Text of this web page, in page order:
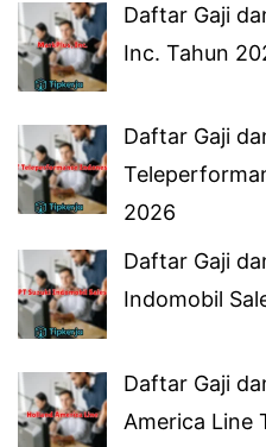
Daftar Gaji
Inc. Tahun
Daftar Gaji
2026
Daftar Gaji
Indomobil
Daftar Gaji
America Line